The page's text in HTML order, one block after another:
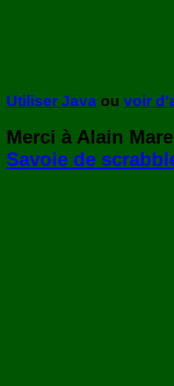
Utiliser Java ou voir
Merci à Alain
Savoie de